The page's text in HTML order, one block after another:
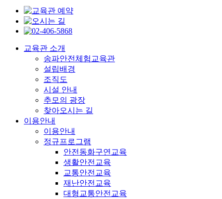
교육관 소개
송파안전체험교육관
설립배경
조직도
시설 안내
추모의 광장
찾아오시는 길
이용안내
이용안내
정규프로그램
안전동화구연교육
생활안전교육
교통안전교육
재난안전교육
대형교통안전교육